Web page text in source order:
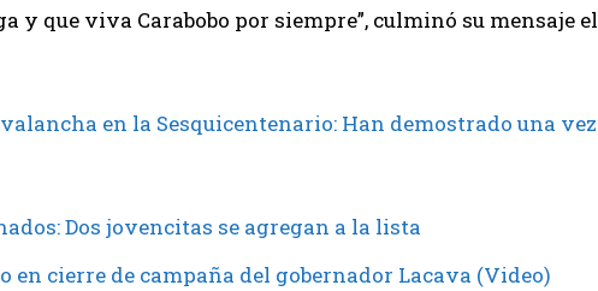
y que viva Carabobo por siempre”, culminó su mensaje el
en la Sesquicentenario: Han demostrado una vez
Dos jovencitas se agregan a la lista
en cierre de campaña del gobernador Lacava (Video)